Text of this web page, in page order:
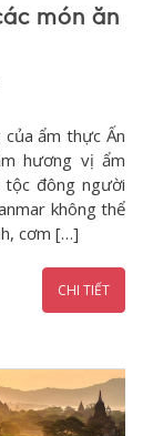
món ăn
ẩm thực Ấn
hương vị ẩm
tộc đông người
không thể
cơm […]
CHI TIẾT